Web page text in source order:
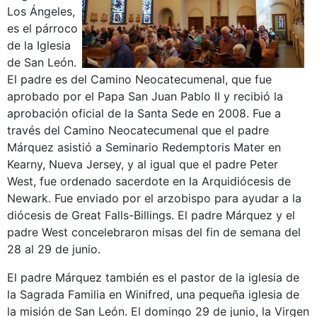
Los Ángeles,
es el párroco
de la Iglesia
de San León.
El padre es del Camino Neocatecumenal, que fue
aprobado por el Papa San Juan Pablo II y recibió la
aprobación oficial de la Santa Sede en 2008. Fue a
través del Camino Neocatecumenal que el padre
Márquez asistió a Seminario Redemptoris Mater en
Kearny, Nueva Jersey, y al igual que el padre Peter
West, fue ordenado sacerdote en la Arquidiócesis de
Newark. Fue enviado por el arzobispo para ayudar a la
diócesis de Great Falls-Billings. El padre Márquez y el
padre West concelebraron misas del fin de semana del
28 al 29 de junio.
El padre Márquez también es el pastor de la iglesia de
la Sagrada Familia en Winifred, una pequeña iglesia de
la misión de San León. El domingo 29 de junio, la Virgen